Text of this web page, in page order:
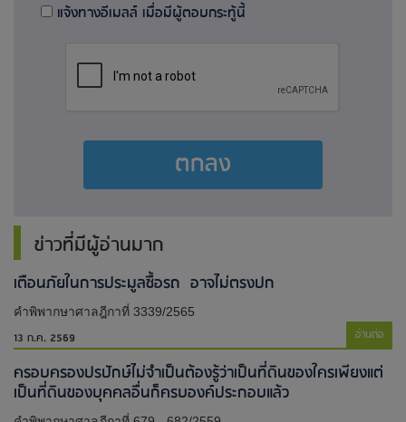
แจ้งทางอีเมลล์ เมื่อมีผู้ตอบกระทู้นี้
ตกลง
ข่าวที่มีผู้อ่านมาก
เตือนภัยในการประมูลซื้อรถ อาจไม่ตรงปก
คำพิพากษาศาลฎีกาที่ 3339/2565
13 ก.ค. 2569 อ่านต่อ
ครอบครองปรปักษ์ไม่จำเป็นต้องรู้ว่าเป็นที่ดินของใครเพียงแต่
เป็นที่ดินของบุคคลอื่นก็ครบองค์ประกอบแล้ว